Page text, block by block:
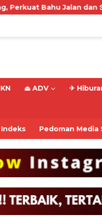
Jalan dan Sistem
⏏ ADV ✈
Indeks Pedoman Media